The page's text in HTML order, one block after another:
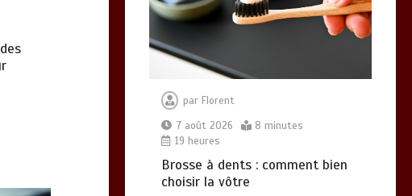
par Florent
7 août 2026
8 minutes
19 heures
Brosse à dents : comment bien
choisir la vôtre